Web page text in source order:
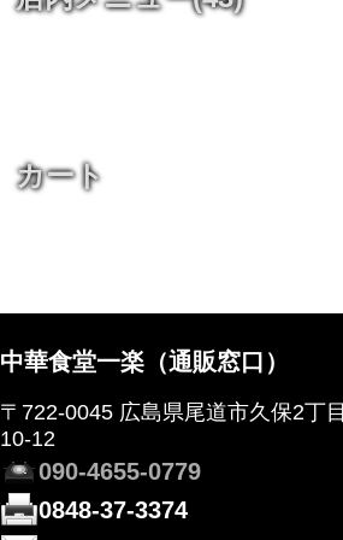
カート
中華食堂一楽（通販窓口）
〒722-0045 広島県尾道市久保2丁目
10-12
090-4655-0779
0848-37-3374